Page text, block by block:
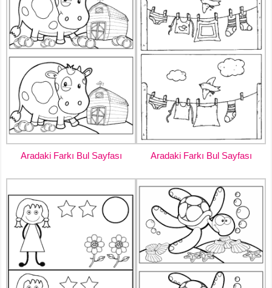
Aradaki Farkı Bul Sayfası Aradaki Farkı Bul Sayfası